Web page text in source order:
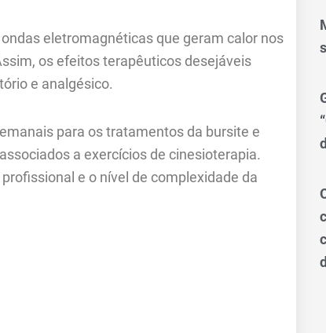
eletromagnéticas que geram calor nos
os efeitos terapêuticos desejáveis
e analgésico.
para os tratamentos da bursite e
a exercícios de cinesioterapia.
e o nível de complexidade da